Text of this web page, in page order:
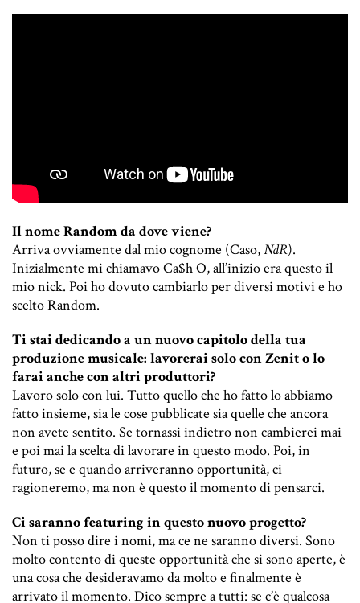
Il nome Random da dove viene?
Arriva ovviamente dal mio cognome (Caso,NdR).
Inizialmente mi chiamavo Ca$h O, all’inizio era questo il
mio nick. Poi ho dovuto cambiarlo per diversi motivi e ho
scelto Random.
Ti stai dedicando a un nuovo capitolo della tua
produzione musicale: lavorerai solo con Zenit o lo
farai anche con altri produttori?
Lavoro solo con lui. Tutto quello che ho fatto lo abbiamo
fatto insieme, sia le cose pubblicate sia quelle che ancora
non avete sentito. Se tornassi indietro non cambierei mai
e poi mai la scelta di lavorare in questo modo. Poi, in
futuro, se e quando arriveranno opportunità, ci
ragioneremo, ma non è questo il momento di pensarci.
Ci saranno featuring in questo nuovo progetto?
Non ti posso dire i nomi, ma ce ne saranno diversi. Sono
molto contento di queste opportunità che si sono aperte, è
una cosa che desideravamo da molto e finalmente è
arrivato il momento. Dico sempre a tutti: se c’è qualcosa